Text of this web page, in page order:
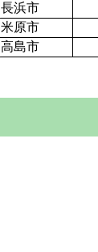
長浜市
米原市
高島市